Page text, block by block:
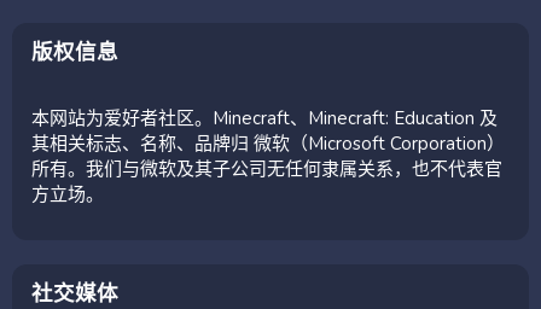
版权信息
本网站为爱好者社区。Minecraft、Minecraft: Education 及
其相关标志、名称、品牌归 微软（Microsoft Corporation）
所有。我们与微软及其子公司无任何隶属关系，也不代表官
方立场。
社交媒体